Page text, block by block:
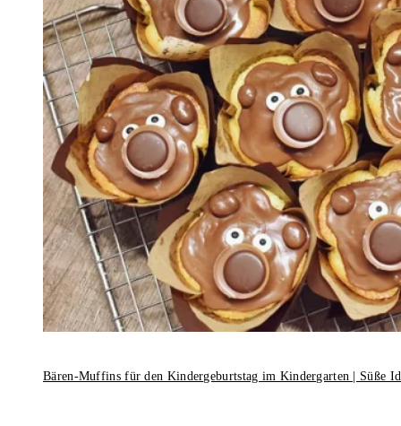
Bären-Muffins für den Kindergeburtstag im Kindergarten | Süße